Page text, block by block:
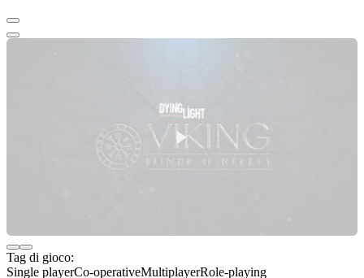
Tag di gioco:
Single playerCo-operativeMultiplayerRole-playing